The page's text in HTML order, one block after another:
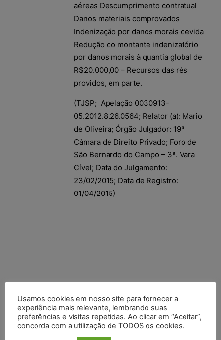
aéreas Descumprimento contratual
Danos materiais comprovados
Indenização por danos morais devida
Redução do montante indenizatório
por danos morais à quantia global de
R$20.000,00 – Recursos das rés
providos, em parte.
(TJSP; Apelação 0030913-
05.2012.8.26.0564; Relator (a): Mario
de Oliveira; Órgão Julgador: 19ª
Câmara de Direito Privado; Foro de
São Bernardo do Campo – 3ª. Vara
Cível; Data do Julgamento:
23/02/2015; Data de Registro:
01/04/2015)
Usamos cookies em nosso site para fornecer a
experiência mais relevante, lembrando suas
preferências e visitas repetidas. Ao clicar em “Aceitar”,
concorda com a utilização de TODOS os cookies.